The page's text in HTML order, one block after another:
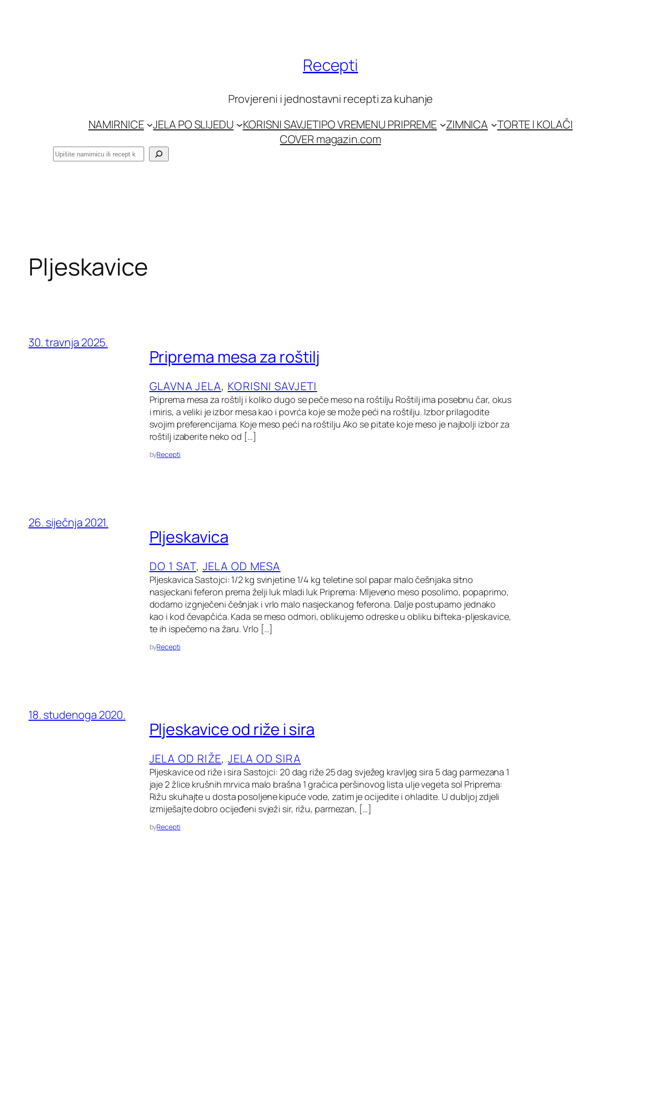
Recepti
Provjereni i jednostavni recepti za kuhanje
NAMIRNICE
JELA PO SLIJEDU KORISNI SAVJETIPO VREMENU PRIPREME ZIMNICA
TORTE I KOLAČI
COVER magazin.com
Pretraga
Pljeskavice
30. travnja 2025.
Priprema mesa za roštilj
GLAVNA JELA, KORISNI SAVJETI
Priprema mesa za roštilj i koliko dugo se peče meso na roštilju Roštilj ima posebnu čar, okus
i miris, a veliki je izbor mesa kao i povrća koje se može peći na roštilju. Izbor prilagodite
svojim preferencijama. Koje meso peći na roštilju Ako se pitate koje meso je najbolji izbor za
roštilj izaberite neko od […]
byRecepti
26. siječnja 2021.
Pljeskavica
DO 1 SAT, JELA OD MESA
Pljeskavica Sastojci: 1/2 kg svinjetine 1/4 kg teletine sol papar malo češnjaka sitno
nasjeckani feferon prema želji luk mladi luk Priprema: Mljeveno meso posolimo, popaprimo,
dodamo izgnječeni češnjak i vrlo malo nasjeckanog feferona. Dalje postupamo jednako
kao i kod čevapčića. Kada se meso odmori, oblikujemo odreske u obliku bifteka-pljeskavice,
te ih ispečemo na žaru. Vrlo […]
byRecepti
18. studenoga 2020.
Pljeskavice od riže i sira
JELA OD RIŽE, JELA OD SIRA
Pljeskavice od riže i sira Sastojci: 20 dag riže 25 dag svježeg kravljeg sira 5 dag parmezana 1
jaje 2 žlice krušnih mrvica malo brašna 1 gračica peršinovog lista ulje vegeta sol Priprema:
Rižu skuhajte u dosta posoljene kipuće vode, zatim je ocijedite i ohladite. U dubljoj zdjeli
izmiješajte dobro ocijeđeni svježi sir, rižu, parmezan, […]
byRecepti